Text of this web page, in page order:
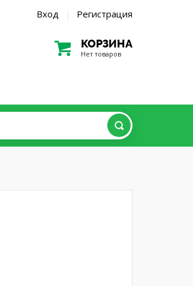
Вход | Регистрация
КОРЗИНА
Нет товаров